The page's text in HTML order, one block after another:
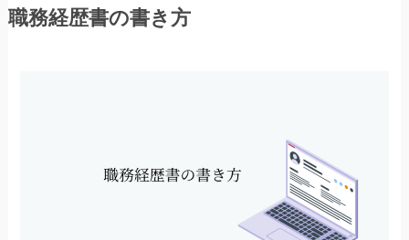
職務経歴書の書き方